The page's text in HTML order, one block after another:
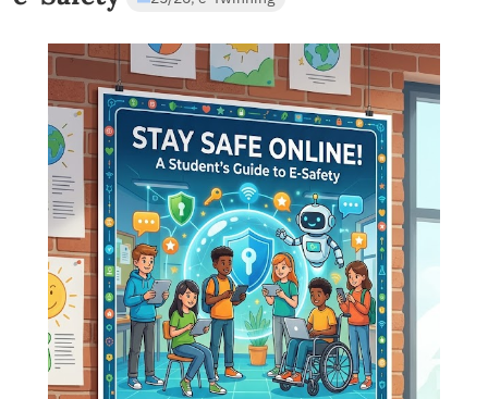
Life Skills Lab eTwinning Projekt
06
Letöltés
STUDENT TASK SHEET
Letöltés